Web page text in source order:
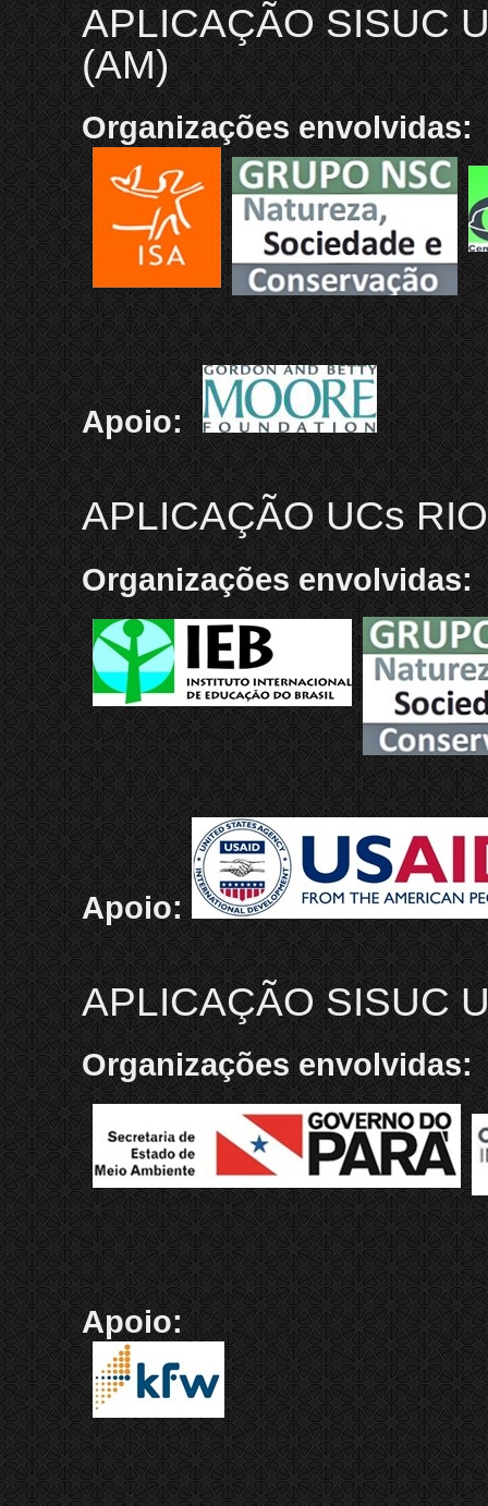
APLICAÇÃO SISUC
(AM)
Organizações envolvidas:
Apoio:
APLICAÇÃO UCs
Organizações envolvidas:
Apoio:
APLICAÇÃO SISUC
Organizações envolvidas:
Apoio: